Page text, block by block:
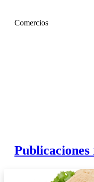
Comercios
Publicaciones